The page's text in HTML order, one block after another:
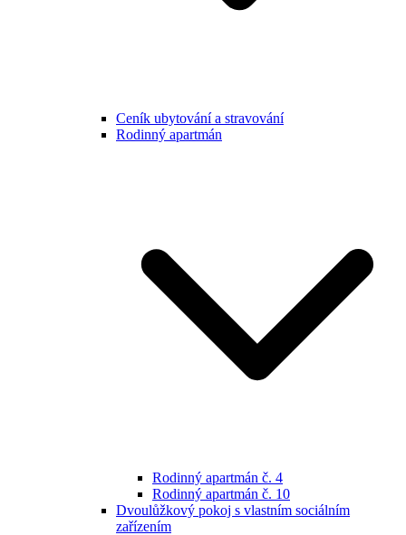
Ceník ubytování a stravování
Rodinný apartmán
Rodinný apartmán č. 4
Rodinný apartmán č. 10
Dvoulůžkový pokoj s vlastním sociálním
zařízením